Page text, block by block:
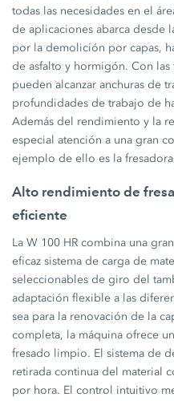
todas las necesidades en el
de aplicaciones abarca desde
por la demolición por capas,
de asfalto y hormigón. Con
pueden alcanzar anchuras de
profundidades de trabajo de
Además del rendimiento y la
especial atención a una gran
ejemplo de ello es la
Alto rendimiento de
eficiente
La W 100 HR combina una
eficaz sistema de carga de
seleccionables de giro del
adaptación flexible a las
sea para la renovación de la
completa, la máquina ofrece
fresado limpio. El sistema de
retirada continua del material
por hora. El control intuitivo